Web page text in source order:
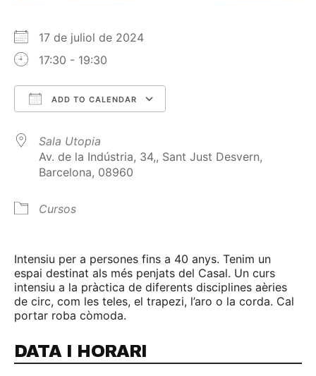
17 de juliol de 2024
17:30 - 19:30
ADD TO CALENDAR
Sala Utopia
Av. de la Indústria, 34,, Sant Just Desvern,
Barcelona, 08960
Cursos
Intensiu per a persones fins a 40 anys. Tenim un
espai destinat als més penjats del Casal. Un curs
intensiu a la pràctica de diferents disciplines aèries
de circ, com les teles, el trapezi, l’aro o la corda. Cal
portar roba còmoda.
DATA I HORARI